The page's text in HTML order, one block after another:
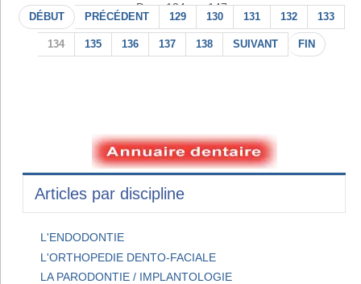
Page 134 sur 147
DÉBUT PRÉCÉDENT 129 130 131 132 133
134 135 136 137 138 SUIVANT FIN
Articles par discipline
L'ENDODONTIE
L'ORTHOPEDIE DENTO-FACIALE
LA PARODONTIE / IMPLANTOLOGIE